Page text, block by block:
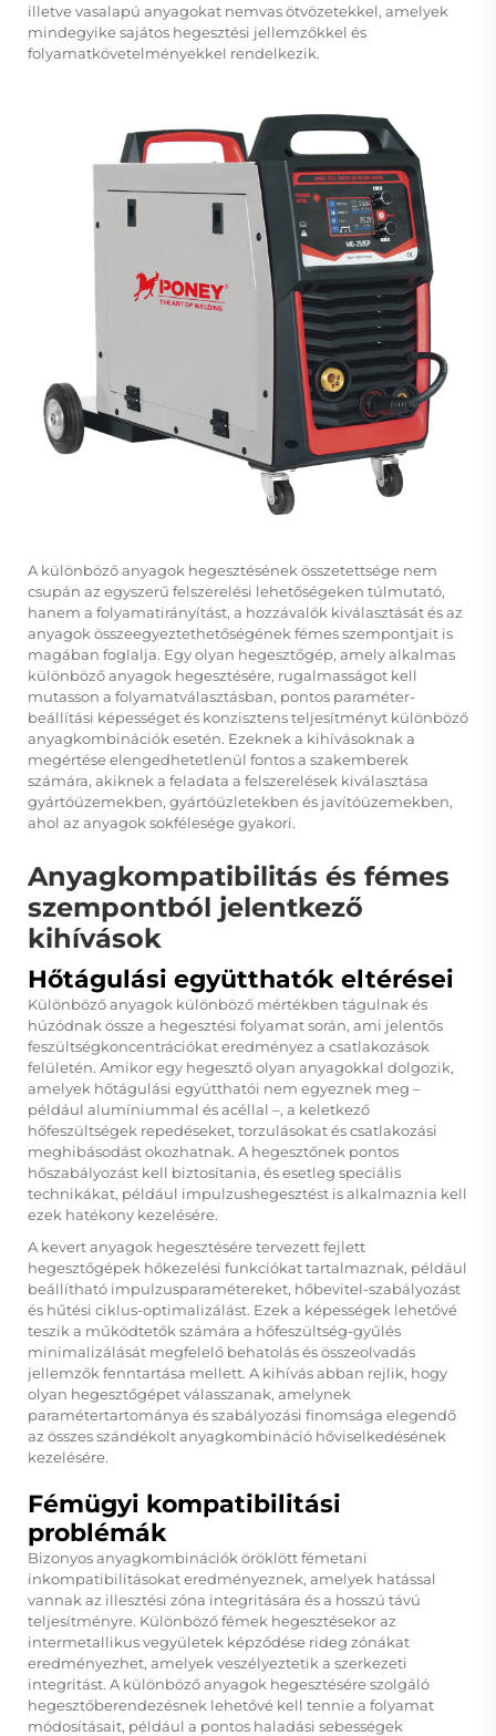
illetve vasalapú anyagokat nemvas ötvözetekkel, amelyek
mindegyike sajátos hegesztési jellemzőkkel és
folyamatkövetelményekkel rendelkezik.
A különböző anyagok hegesztésének összetettsége nem
csupán az egyszerű felszerelési lehetőségeken túlmutató,
hanem a folyamatirányítást, a hozzávalók kiválasztását és az
anyagok összeegyeztethetőségének fémes szempontjait is
magában foglalja. Egy olyan hegesztőgép, amely alkalmas
különböző anyagok hegesztésére, rugalmasságot kell
mutasson a folyamatválasztásban, pontos paraméter-
beállítási képességet és konzisztens teljesítményt különböző
anyagkombinációk esetén. Ezeknek a kihívásoknak a
megértése elengedhetetlenül fontos a szakemberek
számára, akiknek a feladata a felszerelések kiválasztása
gyártóüzemekben, gyártóüzletekben és javítóüzemekben,
ahol az anyagok sokfélesége gyakori.
Anyagkompatibilitás és fémes
szempontból jelentkező
kihívások
Hőtágulási együtthatók eltérései
Különböző anyagok különböző mértékben tágulnak és
húzódnak össze a hegesztési folyamat során, ami jelentős
feszültségkoncentrációkat eredményez a csatlakozások
felületén. Amikor egy hegesztő olyan anyagokkal dolgozik,
amelyek hőtágulási együtthatói nem egyeznek meg –
például alumíniummal és acéllal –, a keletkező
hőfeszültségek repedéseket, torzulásokat és csatlakozási
meghibásodást okozhatnak. A hegesztőnek pontos
hőszabályozást kell biztosítania, és esetleg speciális
technikákat, például impulzushegesztést is alkalmaznia kell
ezek hatékony kezelésére.
A kevert anyagok hegesztésére tervezett fejlett
hegesztőgépek hőkezelési funkciókat tartalmaznak, például
beállítható impulzusparamétereket, hőbevitel-szabályozást
és hűtési ciklus-optimalizálást. Ezek a képességek lehetővé
teszik a működtetők számára a hőfeszültség-gyűlés
minimalizálását megfelelő behatolás és összeolvadás
jellemzők fenntartása mellett. A kihívás abban rejlik, hogy
olyan hegesztőgépet válasszanak, amelynek
paramétertartománya és szabályozási finomsága elegendő
az összes szándékolt anyagkombináció hőviselkedésének
kezelésére.
Fémügyi kompatibilitási
problémák
Bizonyos anyagkombinációk öröklött fémetani
inkompatibilitásokat eredményeznek, amelyek hatással
vannak az illesztési zóna integritására és a hosszú távú
teljesítményre. Különböző fémek hegesztésekor az
intermetallikus vegyületek képződése rideg zónákat
eredményezhet, amelyek veszélyeztetik a szerkezeti
integritást. A különböző anyagok hegesztésére szolgáló
hegesztőberendezésnek lehetővé kell tennie a folyamat
módosításait, például a pontos haladási sebességek